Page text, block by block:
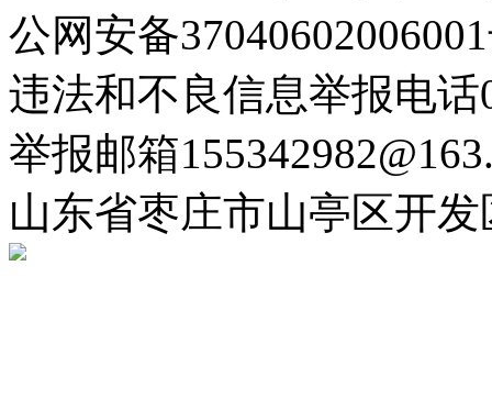
公网安备
违法和不良信息举报电话
举报邮箱
山东省枣庄市山亭区开